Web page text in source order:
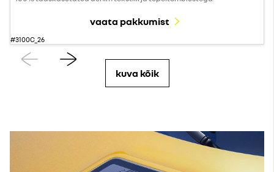
#3100C_26
vaata pakkumist
EelmineJärgmine
kuva kõik